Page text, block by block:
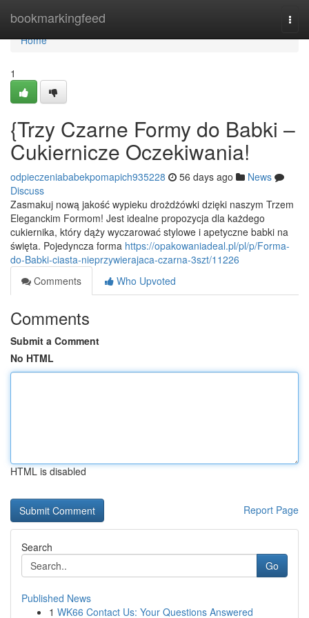
bookmarkingfeed
Home
Home
1
{Trzy Czarne Formy do Babki –
Cukiernicze Oczekiwania!
odpieczeniababekpomapich935228 56 days ago
News
Discuss
Zasmakuj nową jakość wypieku drożdżówki dzięki naszym Trzem
Eleganckim Formom! Jest idealne propozycja dla każdego
cukiernika, który dąży wyczarować stylowe i apetyczne babki na
święta. Pojedyncza forma https://opakowaniadeal.pl/pl/p/Forma-
do-Babki-ciasta-nieprzywierajaca-czarna-3szt/11226
Comments
Who Upvoted
Comments
Submit a Comment
No HTML
HTML is disabled
Report Page
Search
Go
Published News
1 WK66 Contact Us: Your Questions Answered